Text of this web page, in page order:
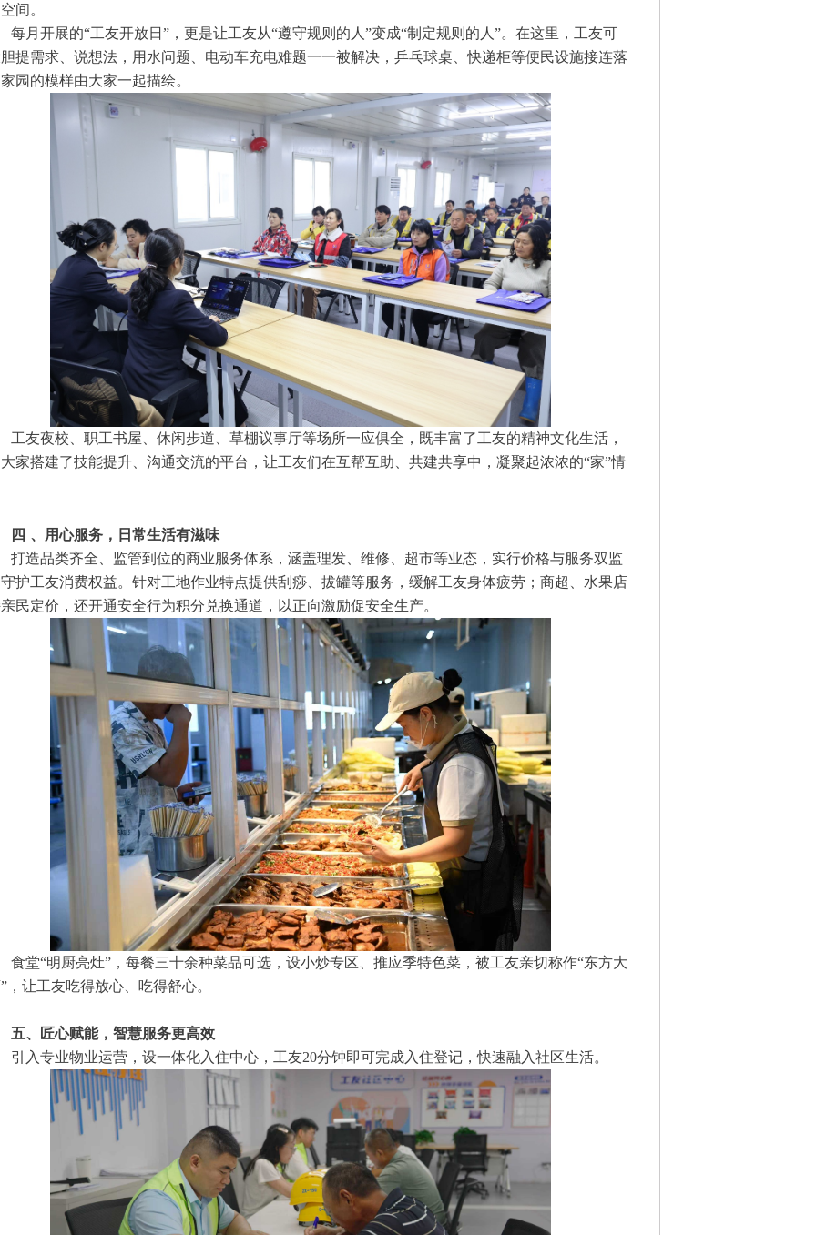
间。
每月开展的“工友开放日”，更是让工友从“遵守规则的人”变成“制定规则的人”。在这里，工友可
提需求、说想法，用水问题、电动车充电难题一一被解决，乒乓球桌、快递柜等便民设施接连落
园的模样由大家一起描绘。
工友夜校、职工书屋、休闲步道、草棚议事厅等场所一应俱全，既丰富了工友的精神文化生活，
家搭建了技能提升、沟通交流的平台，让工友们在互帮互助、共建共享中，凝聚起浓浓的“家”情
四 、用心服务，日常生活有滋味
打造品类齐全、监管到位的商业服务体系，涵盖理发、维修、超市等业态，实行价格与服务双监
护工友消费权益。针对工地作业特点提供刮痧、拔罐等服务，缓解工友身体疲劳；商超、水果店
民定价，还开通安全行为积分兑换通道，以正向激励促安全生产。
食堂“明厨亮灶”，每餐三十余种菜品可选，设小炒专区、推应季特色菜，被工友亲切称作“东方大
，让工友吃得放心、吃得舒心。
五、匠心赋能，智慧服务更高效
引入专业物业运营，设一体化入住中心，工友20分钟即可完成入住登记，快速融入社区生活。